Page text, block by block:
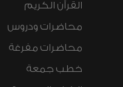
القرآن الكريم
محاضرات ودروس
محاضرات مفرغة
خطب جمعة